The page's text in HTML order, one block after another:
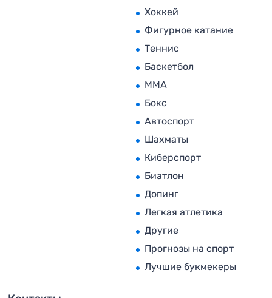
Хоккей
Фигурное катание
Теннис
Баскетбол
MMA
Бокс
Автоспорт
Шахматы
Киберспорт
Биатлон
Допинг
Легкая атлетика
Другие
Прогнозы на спорт
Лучшие букмекеры